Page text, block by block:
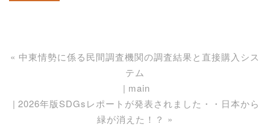
« 中東情勢に係る民間調査機関の調査結果と直接購入シス
テム
main
2026年版SDGsレポートが発表されました・・日本から
緑が消えた！？ »